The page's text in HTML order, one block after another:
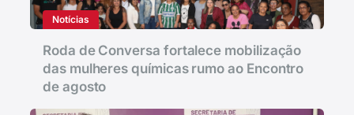
Notícias
Roda de Conversa fortalece mobilização
das mulheres químicas rumo ao Encontro
de agosto